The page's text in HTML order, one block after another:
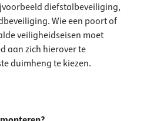
diefstalbeveiliging,
Wie een poort of
veiligheidseisen moet
aan zich hierover te
duimheng te kiezen.